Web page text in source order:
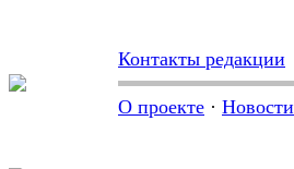
Контакты редакции
О проекте · Новости